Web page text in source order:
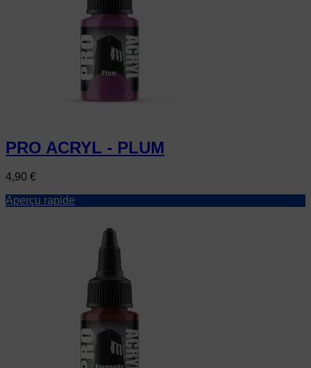
PRO ACRYL - PLUM
Prix
4,90 €
Aperçu rapide